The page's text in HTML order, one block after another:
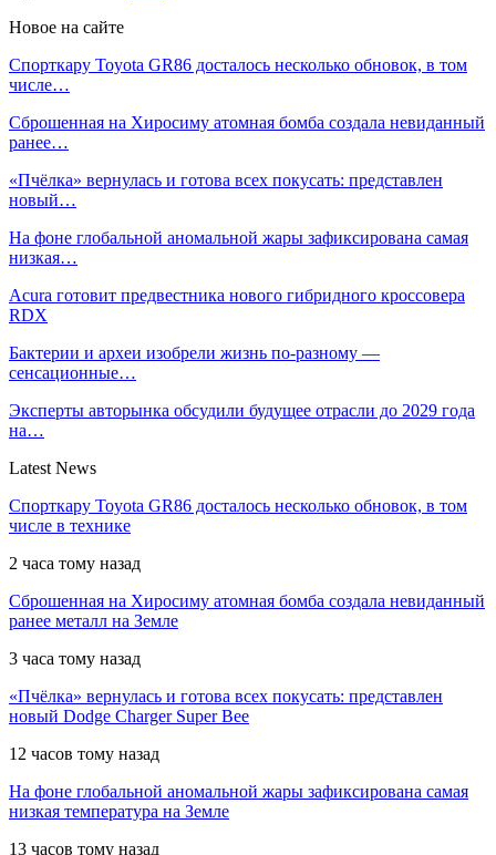
Новое на сайте
Спорткару Toyota GR86 досталось несколько обновок, в том
числе…
Сброшенная на Хиросиму атомная бомба создала невиданный
ранее…
«Пчёлка» вернулась и готова всех покусать: представлен
новый…
На фоне глобальной аномальной жары зафиксирована самая
низкая…
Acura готовит предвестника нового гибридного кроссовера
RDX
Бактерии и археи изобрели жизнь по-разному —
сенсационные…
Эксперты авторынка обсудили будущее отрасли до 2029 года
на…
Latest News
Спорткару Toyota GR86 досталось несколько обновок, в том
числе в технике
2 часа тому назад
Сброшенная на Хиросиму атомная бомба создала невиданный
ранее металл на Земле
3 часа тому назад
«Пчёлка» вернулась и готова всех покусать: представлен
новый Dodge Charger Super Bee
12 часов тому назад
На фоне глобальной аномальной жары зафиксирована самая
низкая температура на Земле
13 часов тому назад